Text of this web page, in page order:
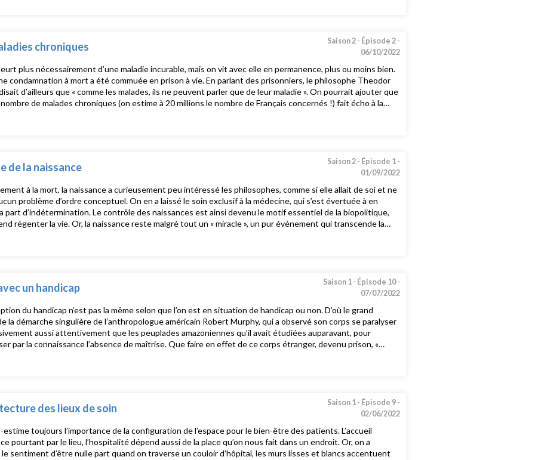
» dont parle Stefan Zweig dans La Pitié dangereuse. Avec : Judith Arnoult, infirmière, formatrice Yannis
philosophe, animateur John Lim, théologien, conférencier, animateur Frédéric Spinhirny, philosophe,
chroniques Saison 2 - Épisode 2 -
06/10/2022
plus nécessairement d’une maladie incurable, mais on vit avec elle en permanence, plus ou moins bien.
condamnation à mort a été commuée en prison à vie. En parlant des prisonniers, le philosophe Theodor
d’ailleurs que « comme les malades, ils ne peuvent parler que de leur maladie ». On pourrait ajouter que
de malades chroniques (on estime à 20 millions le nombre de Français concernés !) fait écho à la
de la naissance Saison 2 - Épisode 1 -
01/09/2022
à la mort, la naissance a curieusement peu intéressé les philosophes, comme si elle allait de soi et ne
problème d’ordre conceptuel. On en a laissé le soin exclusif à la médecine, qui s’est évertuée à en
part d’indétermination. Le contrôle des naissances est ainsi devenu le motif essentiel de la biopolitique,
reste malgré tout un « miracle », un pur événement qui transcende la
animateur / John Lim, théologien, conférencier, animateur / Frédéric Spinhirny, philosophe, directeur
/ Cécile Vinot, infirmière, cadre de santé
un handicap Saison 1 - Épisode 10 -
07/07/2022
du handicap n’est pas la même selon que l’on est en situation de handicap ou non. D’où le grand
la démarche singulière de l’anthropologue américain Robert Murphy, qui a observé son corps se paralyser
aussi attentivement que les peuplades amazoniennes qu’il avait étudiées auparavant, pour
par la connaissance l’absence de maîtrise. Que faire en effet de ce corps étranger, devenu prison, «
des lieux de soin Saison 1 - Épisode 9 -
02/06/2022
estime toujours l’importance de la configuration de l’espace pour le bien-être des patients. L’accueil
pourtant par le lieu, l’hospitalité dépend aussi de la place qu’on nous fait dans un endroit. Or, on a
sentiment d’être nulle part quand on traverse un couloir d’hôpital, les murs lisses et blancs accentuent